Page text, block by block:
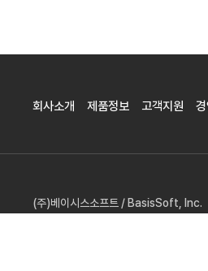
회사소개 제품정보 고객지원
(주)베이시스소프트 / BasisSoft, Inc.